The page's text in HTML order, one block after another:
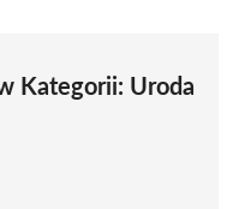
Kategorii: Uroda